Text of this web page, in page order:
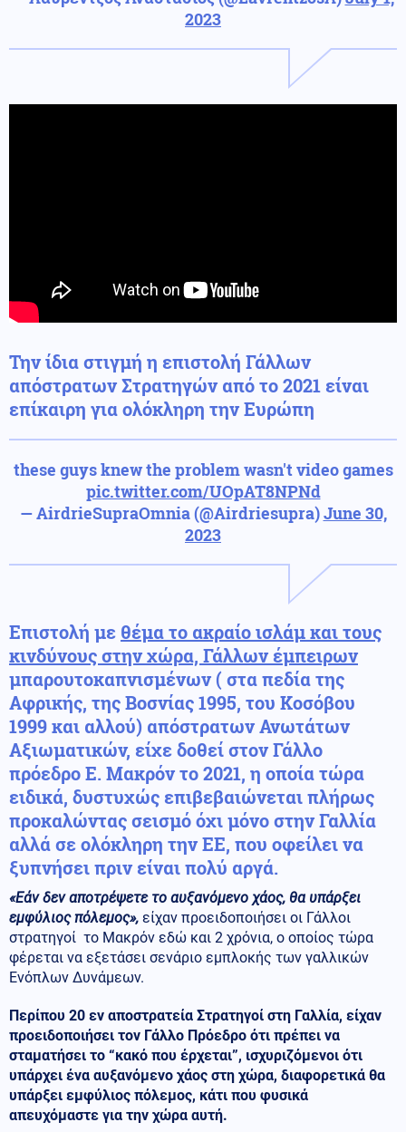
2023
Την ίδια στιγμή η επιστολή Γάλλων
απόστρατων Στρατηγών από το 2021 είναι
επίκαιρη για ολόκληρη την Ευρώπη
these guys knew the problem wasn't video games
pic.twitter.com/UOpAT8NPNd
— AirdrieSupraOmnia (@Airdriesupra)June 30,
2023
Επιστολή με θέμα το ακραίο ισλάμ και τους
κινδύνους στην χώρα, Γάλλων έμπειρων
μπαρουτοκαπνισμένων ( στα πεδία της
Αφρικής, της Βοσνίας 1995, του Κοσόβου
1999 και αλλού) απόστρατων Ανωτάτων
Αξιωματικών, είχε δοθεί στον Γάλλο
πρόεδρο Ε. Μακρόν το 2021, η οποία τώρα
ειδικά, δυστυχώς επιβεβαιώνεται πλήρως
προκαλώντας σεισμό όχι μόνο στην Γαλλία
αλλά σε ολόκληρη την ΕΕ, που οφείλει να
ξυπνήσει πριν είναι πολύ αργά.
«Εάν δεν αποτρέψετε το αυξανόμενο χάος, θα υπάρξει
εμφύλιος πόλεμος», είχαν προειδοποιήσει οι Γάλλοι
στρατηγοί το Μακρόν εδώ και 2 χρόνια, ο οποίος τώρα
φέρεται να εξετάσει σενάριο εμπλοκής των γαλλικών
Ενόπλων Δυνάμεων.
Περίπου 20 εν αποστρατεία Στρατηγοί στη Γαλλία, είχαν
προειδοποιήσει τον Γάλλο Πρόεδρο ότι πρέπει να
σταματήσει το “κακό που έρχεται”, ισχυριζόμενοι ότι
υπάρχει ένα αυξανόμενο χάος στη χώρα, διαφορετικά θα
υπάρξει εμφύλιος πόλεμος, κάτι που φυσικά
απευχόμαστε για την χώρα αυτή.